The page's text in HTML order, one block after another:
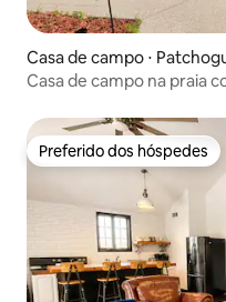
Casa de campo ⋅
Casa de campo na praia
Preferido dos hóspedes
Preferido dos hóspedes